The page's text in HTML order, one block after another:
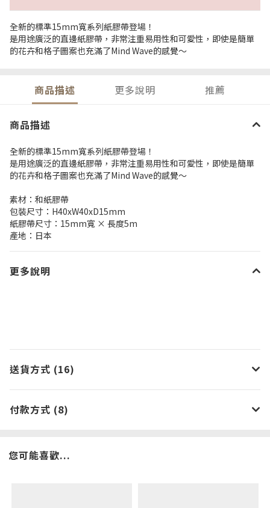
全新的標準15mm寬系列紙膠帶登場！
是用途廣泛的直邊紙膠帶，非常注重易用性和可愛性，即使是簡單
的花卉和格子圖案也充滿了Mind Wave的感覺～
商品描述 更多說明 推薦
商品描述
全新的標準15mm寬系列紙膠帶登場！
是用途廣泛的直邊紙膠帶，非常注重易用性和可愛性，即使是簡單
的花卉和格子圖案也充滿了Mind Wave的感覺～
素材：和紙膠帶
包裝尺寸：H40xW40xD15mm
紙膠帶尺寸：15mm寬 × 長度5m
產地：日本
更多說明
送貨方式 (16)
付款方式 (8)
您可能喜歡...